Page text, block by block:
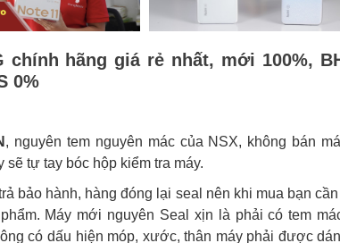
chính hãng giá rẻ nhất, mới 100%,
0%
, nguyên tem nguyên mác của NSX, không bán
tự tay bóc hộp kiểm tra máy.
bảo hành, hàng đóng lại seal nên khi mua bạn
Máy mới nguyên Seal xịn là phải có tem
có dấu hiện móp, xước, thân máy phải được dán